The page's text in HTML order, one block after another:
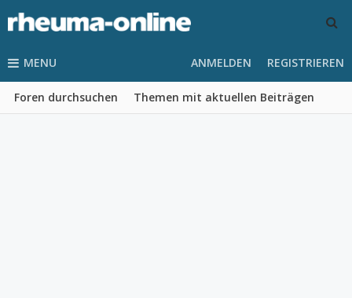
MENU
Foren durchsuchen Themen mit aktuellen Beiträgen
ANMELDEN REGISTRIEREN